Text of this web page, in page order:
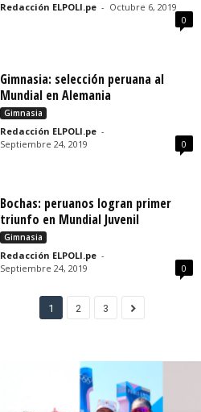
Redacción ELPOLI.pe - Octubre 6, 2019
0
Gimnasia: selección peruana al
Mundial en Alemania
Gimnasia
Redacción ELPOLI.pe -
Septiembre 24, 2019
0
Bochas: peruanos logran primer
triunfo en Mundial Juvenil
Gimnasia
Redacción ELPOLI.pe -
Septiembre 24, 2019
0
1 2 3